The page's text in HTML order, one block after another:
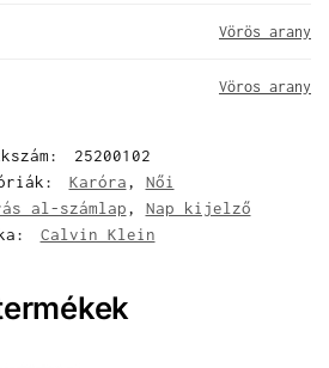
Vörös arany
Vöros arany
25200102
Karóra, Női
al-számlap, Nap kijelző
Calvin Klein